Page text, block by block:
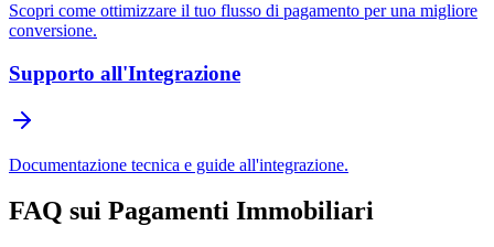
Scopri come ottimizzare il tuo flusso di pagamento per una migliore
conversione.
Supporto all'Integrazione
Documentazione tecnica e guide all'integrazione.
FAQ sui Pagamenti Immobiliari